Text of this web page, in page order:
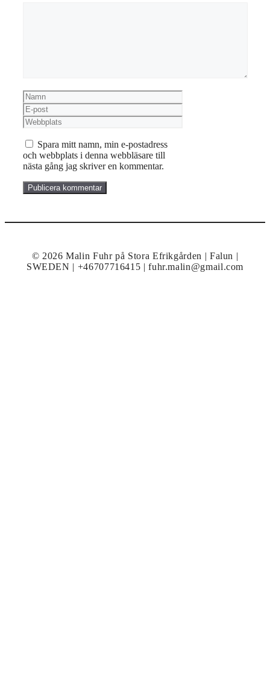
Namn
E-
post
Webbplats
Spara mitt namn, min e-postadress
och webbplats i denna webbläsare till
nästa gång jag skriver en kommentar.
© 2026 Malin Fuhr på Stora Efrikgården | Falun |
SWEDEN | +46707716415 | fuhr.malin@gmail.com